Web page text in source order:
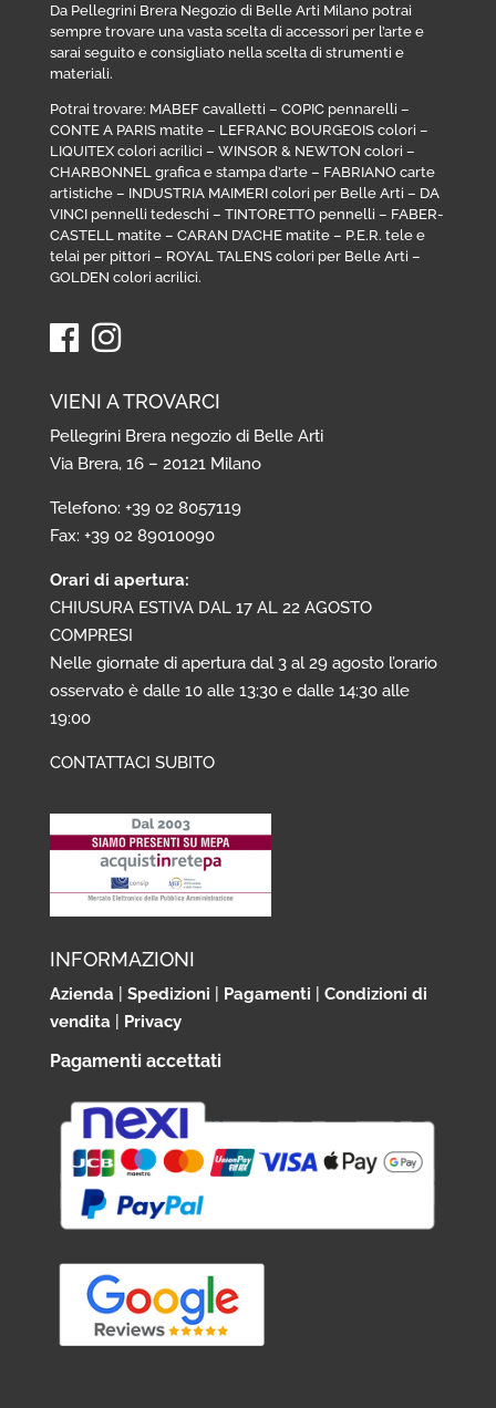
Da Pellegrini Brera Negozio di Belle Arti Milano potrai
sempre trovare una vasta scelta di accessori per l’arte e
sarai seguito e consigliato nella scelta di strumenti e
materiali.
Potrai trovare: MABEF cavalletti – COPIC pennarelli –
CONTE A PARIS matite– LEFRANC BOURGEOIS colori –
LIQUITEX colori acrilici – WINSOR & NEWTON colori –
CHARBONNEL grafica e stampa d’arte– FABRIANO carte
artistiche– INDUSTRIA MAIMERI colori per Belle Arti – DA
VINCI pennelli tedeschi – TINTORETTO pennelli – FABER-
CASTELL matite– CARAN D’ACHE matite– P.E.R. tele e
telai per pittori – ROYAL TALENS colori per Belle Arti –
GOLDEN colori acrilici.
VIENI A TROVARCI
Pellegrini Brera negozio di Belle Arti
Via Brera, 16 – 20121 Milano
Telefono: +39 02 8057119
Fax: +39 02 89010090
Orari di apertura:
CHIUSURA ESTIVA DAL 17 AL 22 AGOSTO
COMPRESI
Nelle giornate di apertura dal 3 al 29 agosto l’orario
osservato è dalle 10 alle 13:30 e dalle 14:30 alle
19:00
CONTATTACI SUBITO
INFORMAZIONI
Azienda| Spedizioni Pagamenti
Condizioni di
vendita| Privacy
Pagamenti accettati